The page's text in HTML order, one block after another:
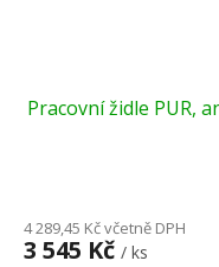
Pracovní židle PUR,
4 289,45 Kč včetně DPH
3 545 Kč / ks